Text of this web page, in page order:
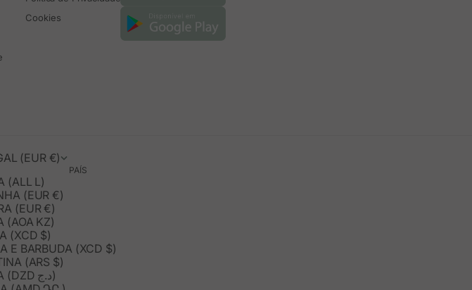
Cookies
(EUR €)
PAÍS
(ALL L)
(EUR €)
(EUR €)
(AOA KZ)
(XCD $)
E BARBUDA (XCD $)
(ARS $)
ARGÉLIA (DZD د.ج)